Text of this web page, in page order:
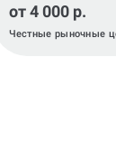
от 4 000 р.
Честные рыночные